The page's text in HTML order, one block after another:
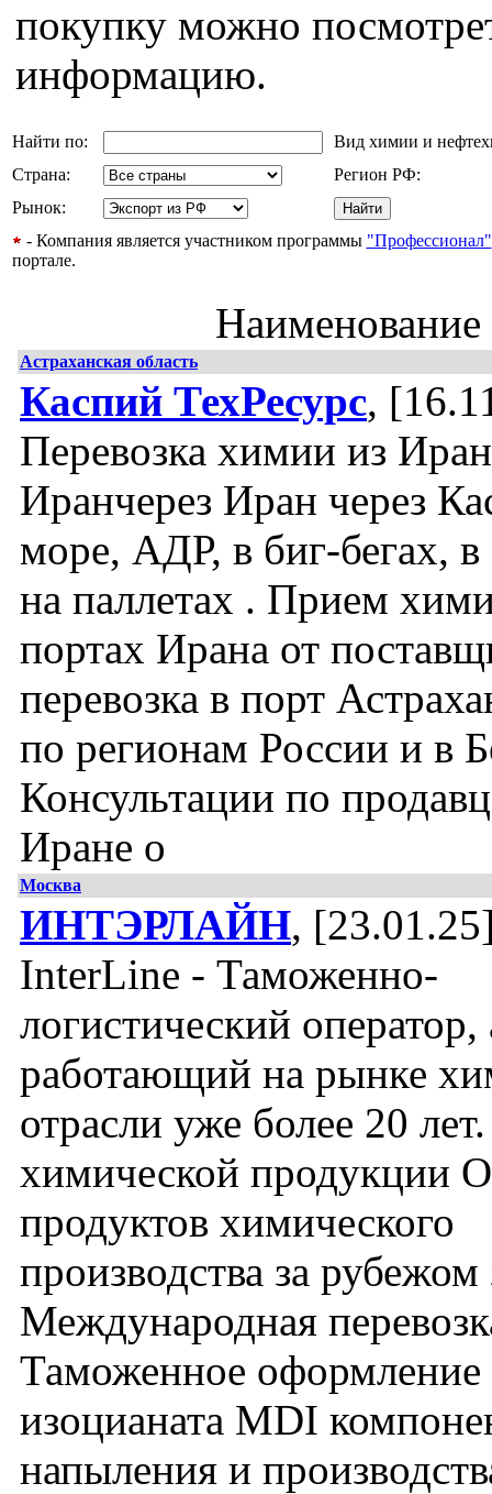
покупку можно
информацию.
Найти по:
Вид химии и
Страна:
Регион РФ:
Рынок:
- Компания является участником программы "Профессионал"
портале.
Наименование
Астраханская область
Каспий ТехРесурс,
Перевозка химии из
Иранчерез Иран через
море, АДР, в биг-бегах, в
на паллетах . Прием
портах Ирана от
перевозка в порт
по регионам России и в
Консультации по
Иране о
Москва
ИНТЭРЛАЙН,
InterLine - Таможенно-
логистический оператор,
работающий на рынке
отрасли уже более 20
химической продукции
продуктов химического
производства за рубежом
Международная
Таможенное
изоцианата MDI
напыления и